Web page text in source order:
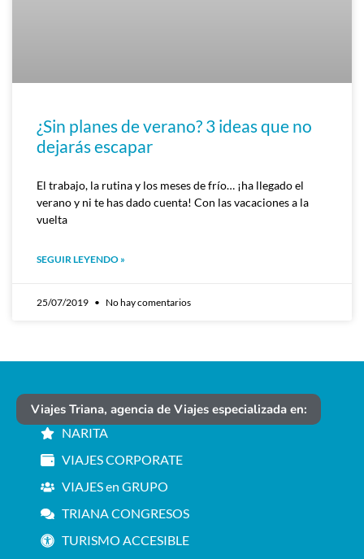
¿Sin planes de verano? 3 ideas que no
dejarás escapar
El trabajo, la rutina y los meses de frío… ¡ha llegado el
verano y ni te has dado cuenta! Con las vacaciones a la
vuelta
SEGUIR LEYENDO »
25/07/2019 No hay comentarios
Viajes Triana, agencia de Viajes especializada en:
NARITA
VIAJES CORPORATE
VIAJES en GRUPO
TRIANA CONGRESOS
TURISMO ACCESIBLE